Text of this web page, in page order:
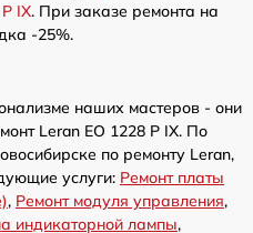
IX. При заказе ремонта на
-25%.
наших мастеров - они
Leran EO 1228 P IX. По
по ремонту Leran,
услуги: Ремонт платы
, Ремонт модуля управления,
индикаторной лампы,